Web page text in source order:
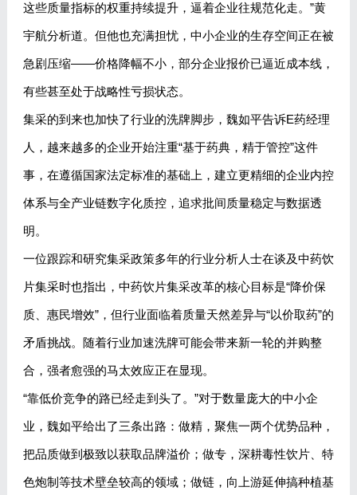
这些质量指标的权重持续提升，逼着企业往规范化走。”黄
宇航分析道。但他也充满担忧，中小企业的生存空间正在被
急剧压缩——价格降幅不小，部分企业报价已逼近成本线，
有些甚至处于战略性亏损状态。
集采的到来也加快了行业的洗牌脚步，魏如平告诉E药经理
人，越来越多的企业开始注重“基于药典，精于管控”这件
事，在遵循国家法定标准的基础上，建立更精细的企业内控
体系与全产业链数字化质控，追求批间质量稳定与数据透
明。
一位跟踪和研究集采政策多年的行业分析人士在谈及中药饮
片集采时也指出，中药饮片集采改革的核心目标是“降价保
质、惠民增效”，但行业面临着质量天然差异与“以价取药”的
矛盾挑战。随着行业加速洗牌可能会带来新一轮的并购整
合，强者愈强的马太效应正在显现。
“靠低价竞争的路已经走到头了。”对于数量庞大的中小企
业，魏如平给出了三条出路：做精，聚焦一两个优势品种，
把品质做到极致以获取品牌溢价；做专，深耕毒性饮片、特
色炮制等技术壁垒较高的领域；做链，向上游延伸搞种植基